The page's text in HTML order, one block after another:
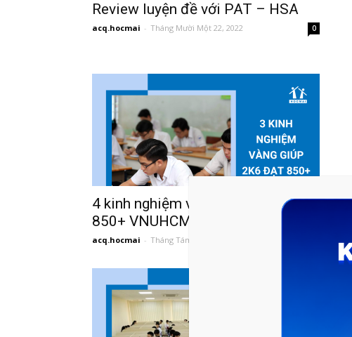
Review luyện đề với PAT – HSA
acq.hocmai - Tháng Mười Một 22, 2022 0
4 kinh nghiệm vàng giúp 2k6 đạt
850+ VNUHCM
acq.hocmai - Tháng Tám 21, 2023